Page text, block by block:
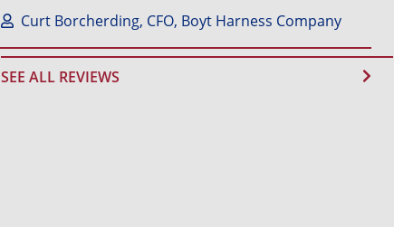
Curt Borcherding, CFO, Boyt Harness Company
SEE ALL REVIEWS